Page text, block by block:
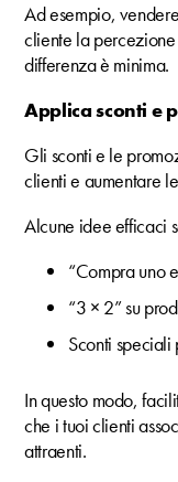
Ad esempio,
cliente la
differenza è minima.
Applica sconti e
Gli sconti e le
clienti e aumentare
Alcune idee efficaci
“Compra uno
“3 × 2” su
Sconti
In questo modo,
che i tuoi clienti
attraenti.